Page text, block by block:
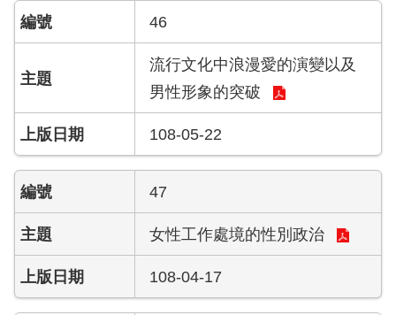
案
應
譽
榜
聯
絡
訊
相
關
46
流行文化中浪漫愛的演變以及
男性形象的突破
108-05-22
47
女性工作處境的性別政治
108-04-17